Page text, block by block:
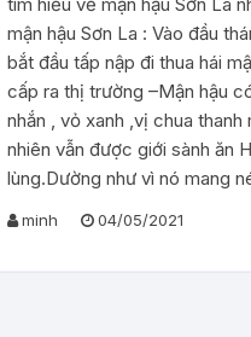
mận hậu Sơn La : Vào đầu
bắt đầu tấp nập đi thua hái
cấp ra thị trường –Mận hậu
nhắn , vỏ xanh ,vị chua
nhiên vẫn được giới sành ăn
lùng.Dường như vì nó mang
minh 04/05/2021